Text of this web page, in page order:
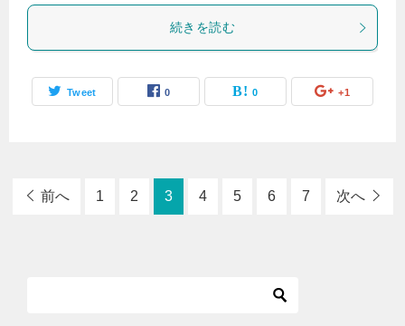
続きを読む
Tweet 0 0 +1
前へ 1 2 3 4 5 6 7 次へ